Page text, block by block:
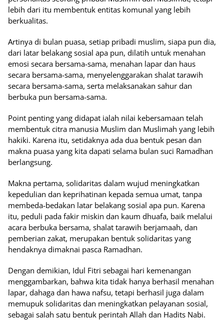
lebih dari itu membentuk entitas komunal yang lebih
berkualitas.
Artinya di bulan puasa, setiap pribadi muslim, siapa pun dia,
dari latar belakang sosial apa pun, dilatih untuk menahan
emosi secara bersama-sama, menahan lapar dan haus
secara bersama-sama, menyelenggarakan shalat tarawih
secara bersama-sama, serta melaksanakan sahur dan
berbuka pun bersama-sama.
Point penting yang didapat ialah nilai kebersamaan telah
membentuk citra manusia Muslim dan Muslimah yang lebih
hakiki. Karena itu, setidaknya ada dua bentuk pesan dan
makna puasa yang kita dapati selama bulan suci Ramadhan
berlangsung.
Makna pertama, solidaritas dalam wujud meningkatkan
kepedulian dan keprihatinan kepada semua umat, tanpa
membeda-bedakan latar belakang sosial apa pun. Karena
itu, peduli pada fakir miskin dan kaum dhuafa, baik melalui
acara berbuka bersama, shalat tarawih berjamaah, dan
pemberian zakat, merupakan bentuk solidaritas yang
hendaknya dimaknai pasca Ramadhan.
Dengan demikian, Idul Fitri sebagai hari kemenangan
menggambarkan, bahwa kita tidak hanya berhasil menahan
lapar, dahaga dan hawa nafsu, tetapi berhasil juga dalam
memupuk solidaritas dan meningkatkan pelayanan sosial,
sebagai salah satu bentuk perintah Allah dan Hadits Nabi.